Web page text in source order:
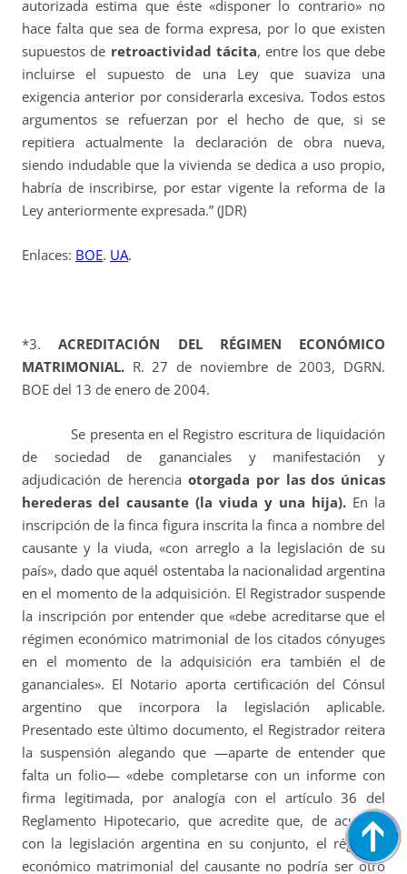
autorizada estima que éste «disponer lo contrario» no
hace falta que sea de forma expresa, por lo que existen
supuestos de retroactividad tácita, entre los que debe
incluirse el supuesto de una Ley que suaviza una
exigencia anterior por considerarla excesiva. Todos estos
argumentos se refuerzan por el hecho de que, si se
repitiera actualmente la declaración de obra nueva,
siendo indudable que la vivienda se dedica a uso propio,
habría de inscribirse, por estar vigente la reforma de la
Ley anteriormente expresada.” (JDR)
Enlaces: BOE. UA.
*3.ACREDITACIÓN DEL RÉGIMEN ECONÓMICO
MATRIMONIAL. R. 27 de noviembre de 2003, DGRN.
BOE del 13 de enero de 2004.
Se presenta en el Registro escritura de liquidación
de sociedad de gananciales y manifestación y
adjudicación de herenciaotorgada por las dos únicas
herederas del causante (la viuda y una hija). En la
inscripción de la finca figura inscrita la finca a nombre del
causante y la viuda, «con arreglo a la legislación de su
país», dado que aquél ostentaba la nacionalidad argentina
en el momento de la adquisición. El Registrador suspende
la inscripción por entender que «debe acreditarse que el
régimen económico matrimonial de los citados cónyuges
en el momento de la adquisición era también el de
gananciales». El Notario aporta certificación del Cónsul
argentino que incorpora la legislación aplicable.
Presentado este último documento, el Registrador reitera
la suspensión alegando que —aparte de entender que
falta un folio— «debe completarse con un informe con
firma legitimada, por analogía con el artículo 36 del
Reglamento Hipotecario, que acredite que, de acuerdo
con la legislación argentina en su conjunto, el régimen
económico matrimonial del causante no podría ser otro